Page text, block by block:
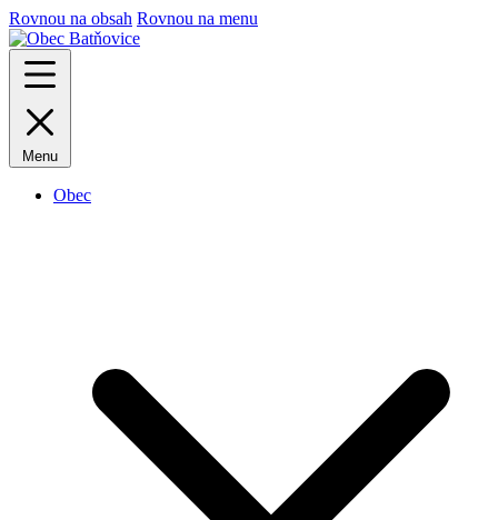
Rovnou na obsah Rovnou na menu
Menu
Obec